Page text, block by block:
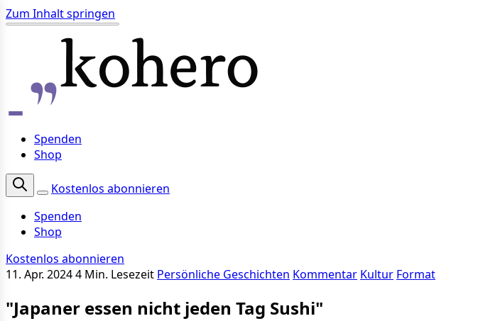
Zum Inhalt springen
Spenden
Shop
Kostenlos abonnieren
Spenden
Shop
Kostenlos abonnieren
11. Apr. 20244 Min. Lesezeit Persönliche Geschichten Kommentar Kultur Format
"Japaner essen nicht jeden Tag Sushi"